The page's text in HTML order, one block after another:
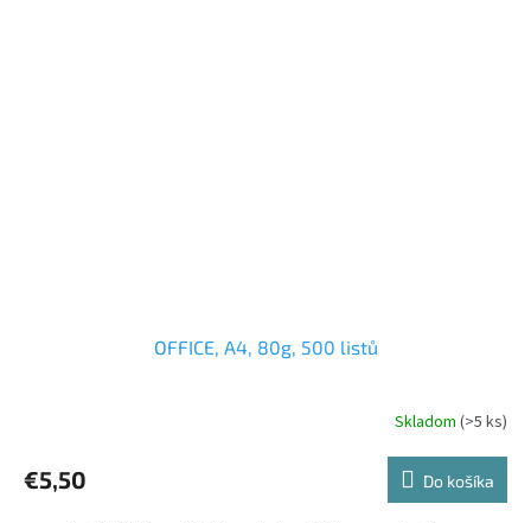
OFFICE, A4, 80g, 500 listů
Skladom (>5 ks)
€5,50 Do košíka